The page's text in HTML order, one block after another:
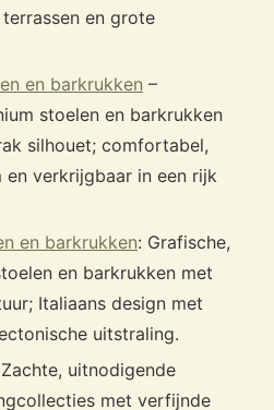
en grote
en barkrukken –
stoelen en barkrukken
silhouet; comfortabel,
en verkrijgbaar in een rijk
en barkrukken: Grafische,
en barkrukken met
Italiaans design met
uitstraling.
uitnodigende
met verfijnde